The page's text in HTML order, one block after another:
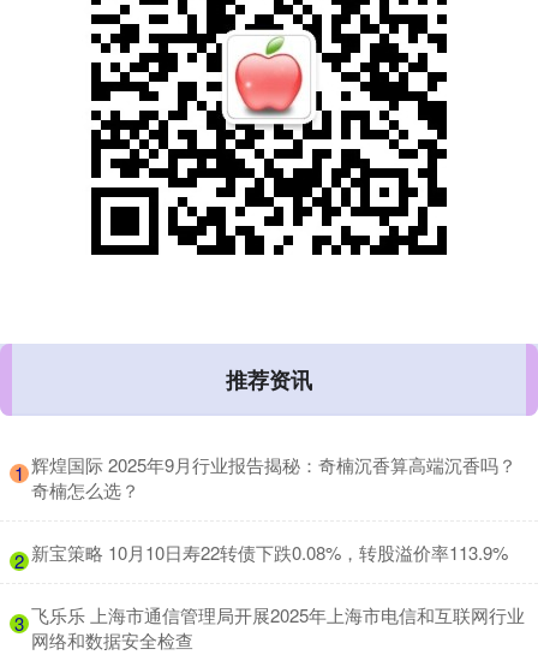
推荐资讯
1 ​辉煌国际 2025年9月行业报告揭秘：奇楠沉香算高端沉香吗？
奇楠怎么选？
2 ​新宝策略 10月10日寿22转债下跌0.08%，转股溢价率113.9%
3 ​飞乐乐 上海市通信管理局开展2025年上海市电信和互联网行业
网络和数据安全检查